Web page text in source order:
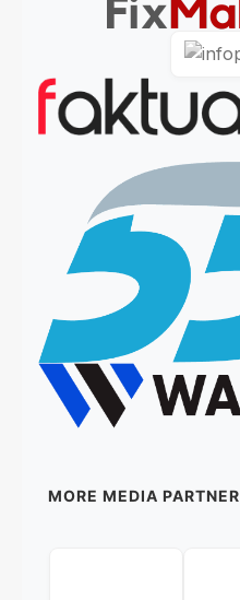
MORE MEDIA